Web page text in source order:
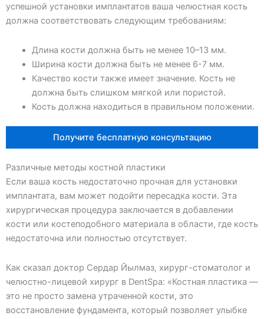
успешной установки имплантатов ваша челюстная кость
должна соответствовать следующим требованиям:
Длина кости должна быть не менее 10–13 мм.
Ширина кости должна быть не менее 6-7 мм.
Качество кости также имеет значение. Кость не
должна быть слишком мягкой или пористой.
Кость должна находиться в правильном положении.
Получите бесплатную консультацию
Различные методы костной пластики
Если ваша кость недостаточно прочная для установки
имплантата, вам может подойти пересадка кости. Эта
хирургическая процедура заключается в добавлении
кости или костеподобного материала в области, где кость
недостаточна или полностью отсутствует.
Как сказал доктор Сердар Йылмаз, хирург-стоматолог и
челюстно-лицевой хирург в DentSpa: «Костная пластика —
это не просто замена утраченной кости, это
восстановление фундамента, который позволяет улыбке